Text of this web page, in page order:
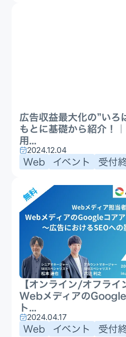
広告収益最大化の”いろ
もとに基礎から紹介！
用...
2024.12.04
Web イベント 受付
【オンライン/オフライ
Webメディアの
ト...
2024.04.17
Web イベント 受付